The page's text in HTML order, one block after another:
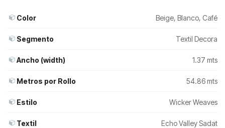
Color Beige, Blanco, Café
Segmento Textil Decora
Ancho (width) 1.37 mts
Metros por Rollo 54.86 mts
Estilo Wicker Weaves
Textil Echo Valley Sadat